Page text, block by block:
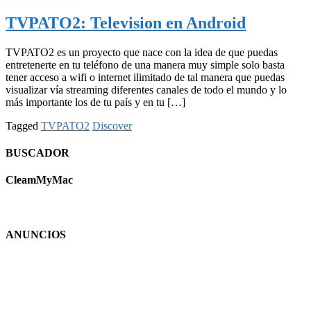
TVPATO2: Television en Android
TVPATO2 es un proyecto que nace con la idea de que puedas
entretenerte en tu teléfono de una manera muy simple solo basta
tener acceso a wifi o internet ilimitado de tal manera que puedas
visualizar vía streaming diferentes canales de todo el mundo y lo
más importante los de tu país y en tu […]
Tagged TVPATO2 Discover
BUSCADOR
CleamMyMac
ANUNCIOS